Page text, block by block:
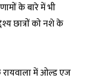
के बारे में भी
छात्रों को नशे के
रायवाला में ओल्ड एज